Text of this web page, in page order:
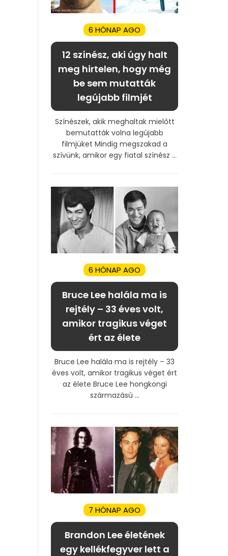
6 HÓNAP AGO
12 színész, aki úgy halt
meg hirtelen, hogy még
be sem mutatták
legújabb filmjét
Színészek, akik meghaltak mielőtt
bemutatták volna legújabb
filmjüket Mindig megszakad a
szívünk, amikor egy fiatal színész ...
6 HÓNAP AGO
Bruce Lee halála ma is
rejtély – 33 éves volt,
amikor tragikus véget
ért az élete
Bruce Lee halála ma is rejtély – 33
éves volt, amikor tragikus véget ért
az élete Bruce Lee hongkongi
származású ...
7 HÓNAP AGO
Brandon Lee életének
egy kellékfegyver lett a